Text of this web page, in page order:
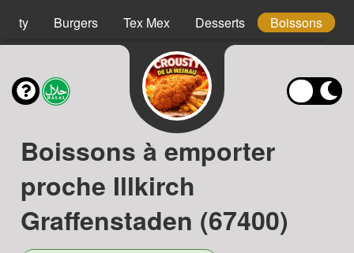
Burgers Tex Mex Desserts Boissons
Boissons à emporter
proche Illkirch
Graffenstaden (67400)